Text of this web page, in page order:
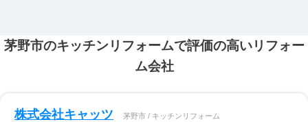
茅野市のキッチンリフォームで評価の高いリフォー
ム会社
株式会社キャッツ 茅野市 / キッチンリフォーム